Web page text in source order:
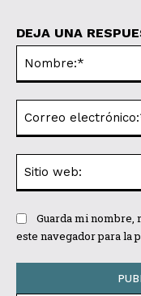
DEJA UNA
Guarda mi
este navegador para la